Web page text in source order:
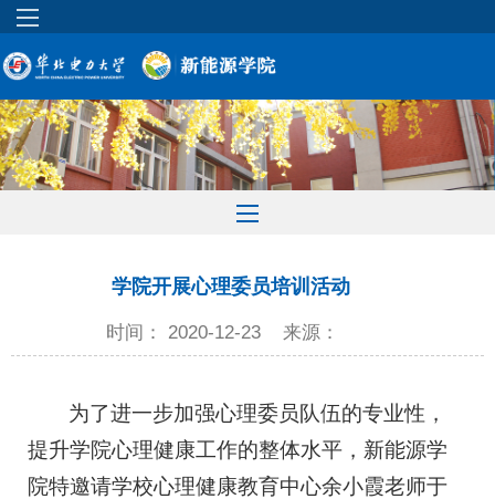
学院开展心理委员培训活动
时间： 2020-12-23 来源：
为了进一步加强心理委员队伍的专业性，
提升学院心理健康工作的整体水平，新能源学
院特邀请学校心理健康教育中心余小霞老师于